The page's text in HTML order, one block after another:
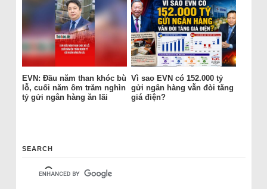
EVN: Đầu năm than khóc bù
lỗ, cuối năm ôm trăm nghìn
tỷ gửi ngân hàng ăn lãi
Vì sao EVN có 152.000 tỷ
gửi ngân hàng vẫn đòi tăng
giá điện?
SEARCH